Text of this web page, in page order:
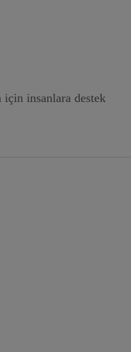
için insanlara destek